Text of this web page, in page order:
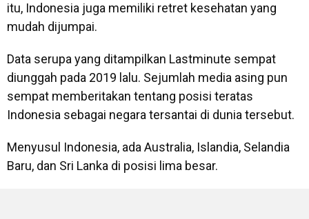
itu, Indonesia juga memiliki retret kesehatan yang
mudah dijumpai.
Data serupa yang ditampilkan Lastminute sempat
diunggah pada 2019 lalu. Sejumlah media asing pun
sempat memberitakan tentang posisi teratas
Indonesia sebagai negara tersantai di dunia tersebut.
Menyusul Indonesia, ada Australia, Islandia, Selandia
Baru, dan Sri Lanka di posisi lima besar.